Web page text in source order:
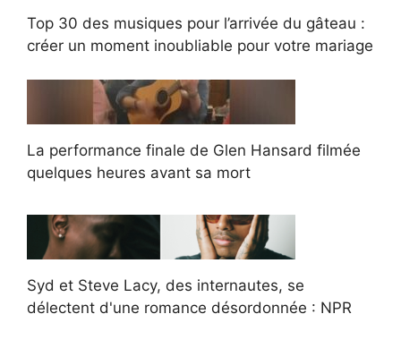
Top 30 des musiques pour l’arrivée du gâteau :
créer un moment inoubliable pour votre mariage
La performance finale de Glen Hansard filmée
quelques heures avant sa mort
Syd et Steve Lacy, des internautes, se
délectent d'une romance désordonnée : NPR